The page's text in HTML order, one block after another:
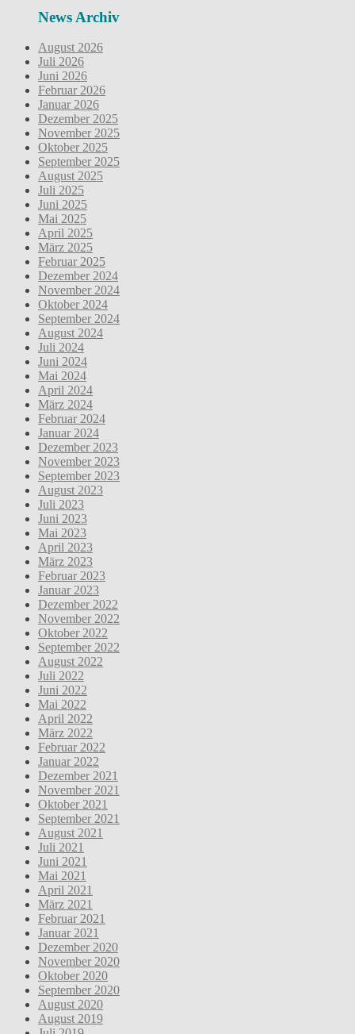
News Archiv
August 2026
Juli 2026
Juni 2026
Februar 2026
Januar 2026
Dezember 2025
November 2025
Oktober 2025
September 2025
August 2025
Juli 2025
Juni 2025
Mai 2025
April 2025
März 2025
Februar 2025
Dezember 2024
November 2024
Oktober 2024
September 2024
August 2024
Juli 2024
Juni 2024
Mai 2024
April 2024
März 2024
Februar 2024
Januar 2024
Dezember 2023
November 2023
September 2023
August 2023
Juli 2023
Juni 2023
Mai 2023
April 2023
März 2023
Februar 2023
Januar 2023
Dezember 2022
November 2022
Oktober 2022
September 2022
August 2022
Juli 2022
Juni 2022
Mai 2022
April 2022
März 2022
Februar 2022
Januar 2022
Dezember 2021
November 2021
Oktober 2021
September 2021
August 2021
Juli 2021
Juni 2021
Mai 2021
April 2021
März 2021
Februar 2021
Januar 2021
Dezember 2020
November 2020
Oktober 2020
September 2020
August 2020
August 2019